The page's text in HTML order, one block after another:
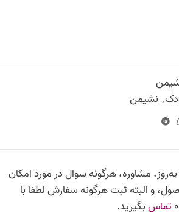
, نشیمن
مشاوره، هرگونه سوال در مورد امکان
و البته ثبت هرگونه سفارش لطفا با
تماسبگیرید.